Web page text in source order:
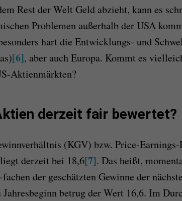
Rest der Welt Geld abzieht, kann es
Problemen außerhalb der USA
hart die Entwicklungs- und
[6], aber auch Europa. Kommt es
Aktienmärkten?
derzeit fair bewertet?
(KGV) bzw. Price-
derzeit bei 18,6[7]. Das heißt,
der geschätzten Gewinne der
Jahresbeginn betrug der Wert 16,6. Im